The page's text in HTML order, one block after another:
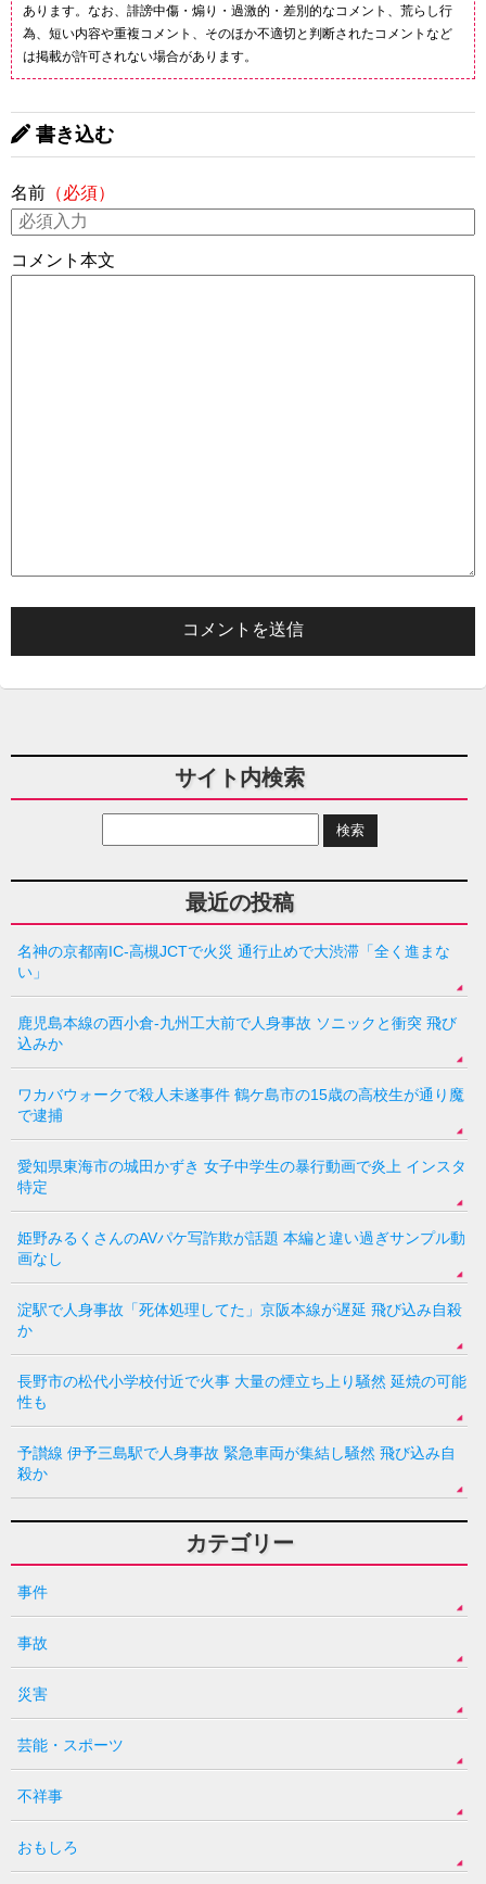
あります。なお、誹謗中傷・煽り・過激的・差別的なコメント、荒らし行
為、短い内容や重複コメント、そのほか不適切と判断されたコメントなど
は掲載が許可されない場合があります。
書き込む
名前 （必須）
コメント本文
サイト内検索
最近の投稿
名神の京都南IC-高槻JCTで火災 通行止めで大渋滞「全く進まな
い」
鹿児島本線の西小倉-九州工大前で人身事故 ソニックと衝突 飛び
込みか
ワカバウォークで殺人未遂事件 鶴ケ島市の15歳の高校生が通り魔
で逮捕
愛知県東海市の城田かずき 女子中学生の暴行動画で炎上 インスタ
特定
姫野みるくさんのAVパケ写詐欺が話題 本編と違い過ぎサンプル動
画なし
淀駅で人身事故「死体処理してた」京阪本線が遅延 飛び込み自殺
か
長野市の松代小学校付近で火事 大量の煙立ち上り騒然 延焼の可能
性も
予讃線 伊予三島駅で人身事故 緊急車両が集結し騒然 飛び込み自
殺か
カテゴリー
事件
事故
災害
芸能・スポーツ
不祥事
おもしろ